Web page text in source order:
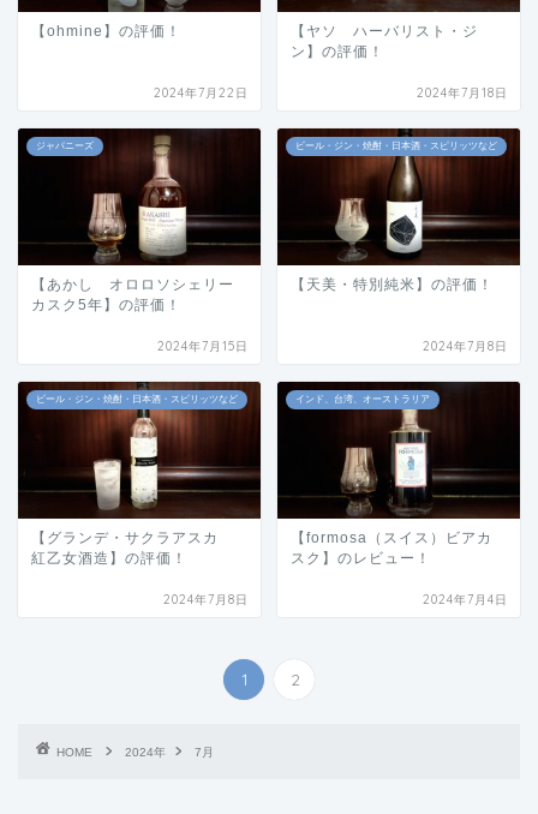
【ohmine】の評価！
2024年7月22日
【ヤソ ハーバリスト・ジ
ン】の評価！
2024年7月18日
ジャパニーズ
【あかし オロロソシェリー
カスク5年】の評価！
2024年7月15日
ビール・ジン・焼酎・日本酒・スピリッツなど
【天美・特別純米】の評価！
2024年7月8日
ビール・ジン・焼酎・日本酒・スピリッツなど
【グランデ・サクラアスカ
紅乙女酒造】の評価！
2024年7月8日
インド、台湾、オーストラリア
【formosa（スイス）ビアカ
スク】のレビュー！
2024年7月4日
1 2
HOME 2024年 7月